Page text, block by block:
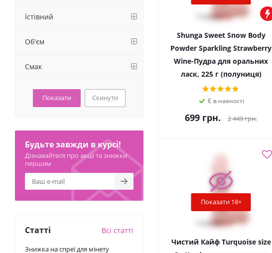
Shunga Sweet Snow Body
Powder Sparkling Strawberry
Wine-Пудра для оральних
ласк, 225 г (полуниця)
Є в наяності
699 грн. 2 449грн.
Показати 18+
Чистий Кайф Turquoise size
Їстівний
Об'єм
Смак
Скинути
Будьте завжди в курсі!
Дізнавайтеся про акції та знижки
першим
Статті Всі статті
Знижка на спреї для мінету